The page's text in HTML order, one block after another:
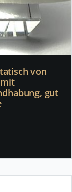
von
gut